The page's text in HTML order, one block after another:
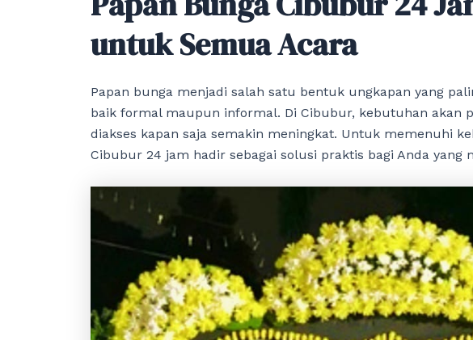
untuk Semua Acara
Papan bunga menjadi salah satu bentuk ungkapan yang
baik formal maupun informal. Di Cibubur, kebutuhan akan
diakses kapan saja semakin meningkat. Untuk memenuhi
Cibubur 24 jam hadir sebagai solusi praktis bagi Anda yang